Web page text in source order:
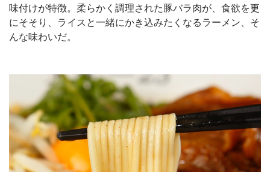
味付けが特徴。柔らかく調理された豚バラ肉が、食欲を更
にそそり、ライスと一緒にかき込みたくなるラーメン、そ
んな味わいだ。